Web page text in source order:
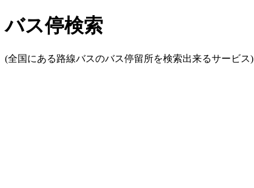
バス停検索
(全国にある路線バスのバス停留所を検索出来るサービス)